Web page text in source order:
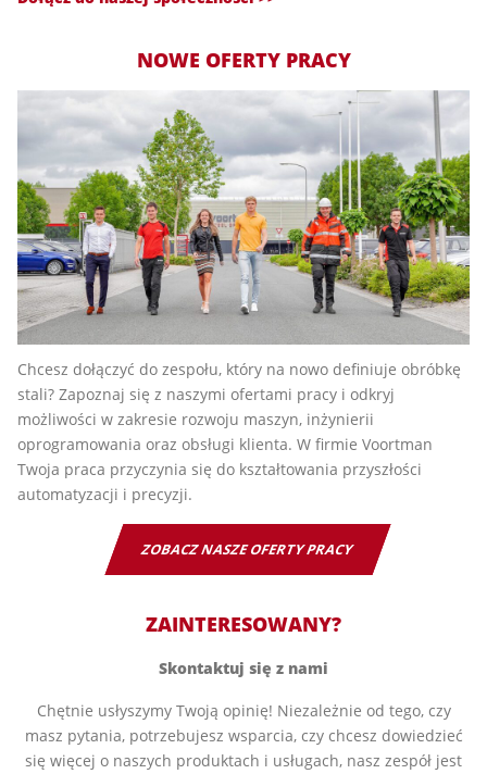
NOWE OFERTY PRACY
Chcesz dołączyć do zespołu, który na nowo definiuje obróbkę
stali? Zapoznaj się z naszymi ofertami pracy i odkryj
możliwości w zakresie rozwoju maszyn, inżynierii
oprogramowania oraz obsługi klienta. W firmie Voortman
Twoja praca przyczynia się do kształtowania przyszłości
automatyzacji i precyzji.
ZOBACZ NASZE OFERTY PRACY
ZAINTERESOWANY?
Skontaktuj się z nami
Chętnie usłyszymy Twoją opinię! Niezależnie od tego, czy
masz pytania, potrzebujesz wsparcia, czy chcesz dowiedzieć
się więcej o naszych produktach i usługach, nasz zespół jest